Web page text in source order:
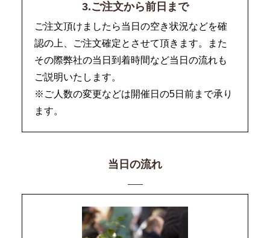
3.ご注文から前日まで
ご注文頂けましたら当日の空き状況などを確
認の上、ご注文確定とさせて頂きます。また
その際弊社の当日到着時間など当日の流れも
ご説明いたします。
※ご人数の変更などは開催日の5日前まで承り
ます。
当日の流れ